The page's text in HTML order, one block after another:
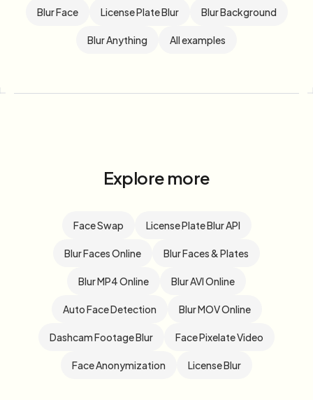
Blur Face License Plate Blur Blur Background
Blur Anything All examples
Explore more
Face Swap License Plate Blur API
Blur Faces Online Blur Faces & Plates
Blur MP4 Online Blur AVI Online
Auto Face Detection Blur MOV Online
Dashcam Footage Blur Face Pixelate Video
Face Anonymization License Blur